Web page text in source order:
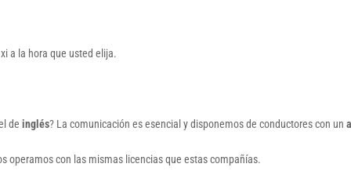
a la hora que usted elija.
de inglés? La comunicación es esencial y disponemos de conductores con un
operamos con las mismas licencias que estas compañías.